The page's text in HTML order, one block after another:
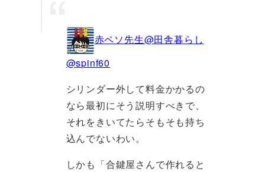
赤ペソ先生@田舎暮らし
@spinf60
シリンダー外して料金かかるの
なら最初にそう説明すべきで、
それをきいてたらそもそも持ち
込んでないわい。
しかも「合鍵屋さんで作れると